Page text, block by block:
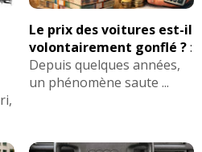
ACT (liaison entre
+ echappement
Le prix des voitures est-il
volontairement gonflé ?:
Depuis quelques années,
un phénomène saute ...